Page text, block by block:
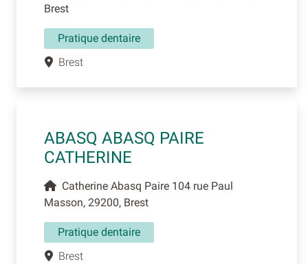
Brest
Pratique dentaire
Brest
ABASQ ABASQ PAIRE
CATHERINE
Catherine Abasq Paire 104 rue Paul
Masson, 29200, Brest
Pratique dentaire
Brest